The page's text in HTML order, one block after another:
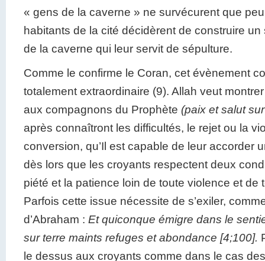
« gens de la caverne » ne survécurent que
habitants de la cité décidèrent de construire
de la caverne qui leur servit de sépulture.
Comme le confirme le Coran, cet évènement
totalement extraordinaire (9). Allah veut
aux compagnons du Prophète (paix et salut
après connaîtront les difficultés, le rejet ou la
conversion, qu’Il est capable de leur accorder
dès lors que les croyants respectent deux
piété et la patience loin de toute violence et de
Parfois cette issue nécessite de s’exiler,
d’Abraham : Et quiconque émigre dans le
sur terre maints refuges et abondance [4;100].
le dessus aux croyants comme dans le cas